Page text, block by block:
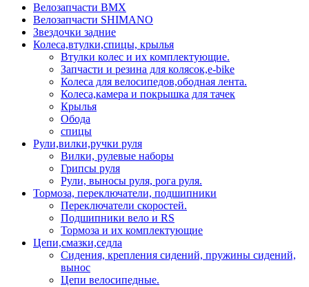
Велозапчасти BMX
Велозапчасти SHIMANO
Звездочки задние
Колеса,втулки,спицы, крылья
Втулки колес и их комплектующие.
Запчасти и резина для колясок,e-bike
Колеса для велосипедов,ободная лента.
Колеса,камера и покрышка для тачек
Крылья
Обода
спицы
Рули,вилки,ручки руля
Вилки, рулевые наборы
Грипсы руля
Рули, выносы руля, рога руля.
Тормоза, переключатели, подшипники
Переключатели скоростей.
Подшипники вело и RS
Тормоза и их комплектующие
Цепи,смазки,седла
Сидения, крепления сидений, пружины сидений,
вынос
Цепи велосипедные.